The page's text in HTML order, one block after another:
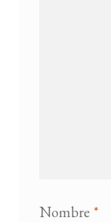
Nombre *